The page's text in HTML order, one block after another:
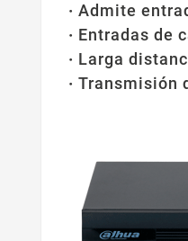
· Admite
· Entradas de
· Larga
· Transmisión